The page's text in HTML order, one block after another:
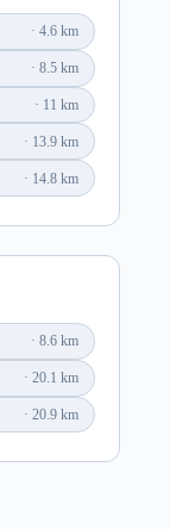
4.6 km
8.5 km
11 km
13.9 km
14.8 km
8.6 km
20.1 km
20.9 km